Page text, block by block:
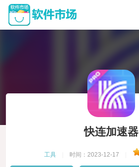
快连加速器
工具 时间：2023-12-17